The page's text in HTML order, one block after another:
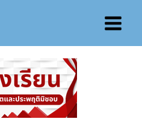
Main